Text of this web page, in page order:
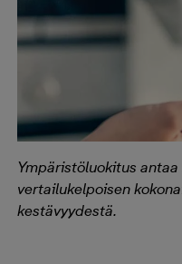
Ympäristöluokitus
vertailukelpoisen
kestävyydestä.